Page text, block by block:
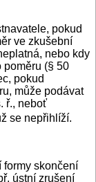
pokud
ve zkušební
nebo kdy
poměru (§ 50
pokud
může podávat
ř., neboť
se nepřihlíží.
formy skončení
ústní zrušení